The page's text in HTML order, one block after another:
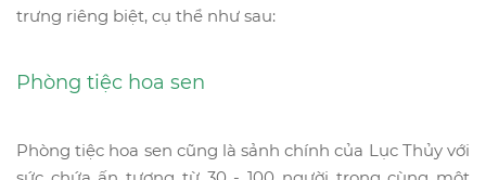
trưng riêng biệt, cụ thể như sau:
Phòng tiệc hoa sen
Phòng tiệc hoa sen cũng là sảnh chính của Lục Thủy với